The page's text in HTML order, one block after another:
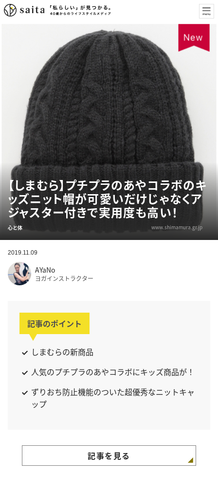
【しまむら】プチプラのあやコラボのキ
ッズニット帽が可愛いだけじゃなくア
ジャスター付きで実用度も高い！
心と体 www.shimamura.gr.jp
2019.11.09
AYaNo
ヨガインストラクター
記事のポイント
しまむらの新商品
人気のプチプラのあやコラボにキッズ商品が！
ずりおち防止機能のついた超優秀なニットキャ
ップ
記事を見る